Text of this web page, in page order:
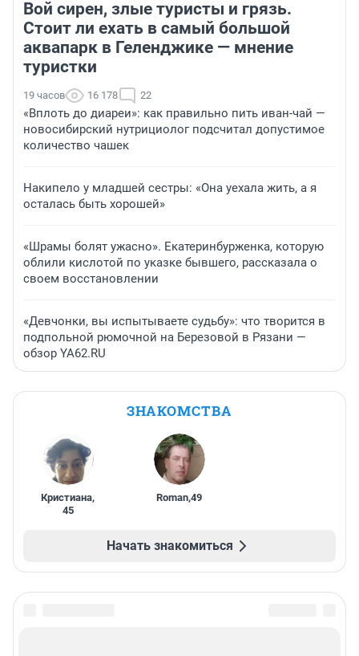
Вой сирен, злые туристы и грязь.
Стоит ли ехать в самый большой
аквапарк в Геленджике — мнение
туристки
19 часов 16 178 22
«Вплоть до диареи»: как правильно пить иван-чай —
новосибирский нутрициолог подсчитал допустимое
количество чашек
Накипело у младшей сестры: «Она уехала жить, а я
осталась быть хорошей»
«Шрамы болят ужасно». Екатеринбурженка, которую
облили кислотой по указке бывшего, рассказала о
своем восстановлении
«Девчонки, вы испытываете судьбу»: что творится в
подпольной рюмочной на Березовой в Рязани —
обзор YA62.RU
ЗНАКОМСТВА
Кристиана,
45
Roman,49
Начать знакомиться